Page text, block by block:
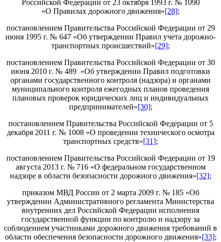
Российской Федерации от 23 октября 1993 г. № 1090
«О Правилах дорожного движения»[28];
постановлением Правительства Российской Федерации от 29
июня 1995 г. № 647 «Об утверждении Правил учета дорожно-
транспортных происшествий»[29];
постановлением Правительства Российской Федерации от 30
июня 2010 г. № 489 «Об утверждении Правил подготовки
органами государственного контроля (надзора) и органами
муниципального контроля ежегодных планов проведения
плановых проверок юридических лиц и индивидуальных
предпринимателей»[30];
постановлением Правительства Российской Федерации от 5
декабря 2011 г. № 1008 «О проведении технического осмотра
транспортных средств»[31];
постановлением Правительства Российской Федерации от 19
августа 2013 г. № 716 «О федеральном государственном
надзоре в области безопасности дорожного движения»[32];
приказом МВД России от 2 марта 2009 г. № 185 «Об
утверждении Административного регламента Министерства
внутренних дел Российской Федерации исполнения
государственной функции по контролю и надзору за
соблюдением участниками дорожного движения требований в
области обеспечения безопасности дорожного движения»[33];